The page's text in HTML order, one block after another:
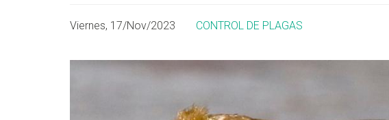
Viernes, 17/Nov/2023 CONTROL DE PLAGAS